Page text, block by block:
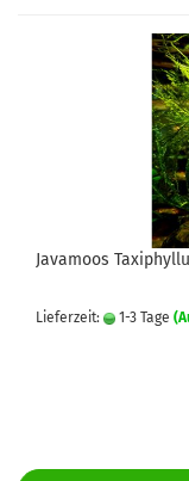
Javamoos
Lieferzeit: 1-3 Tage